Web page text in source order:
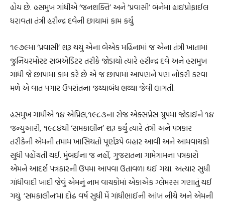
હોય છે. હસમુખ ગાંધીએ ‘જનશક્તિ’ અને ‘પ્રવાસી’ બંનેમાં હાઇપ્રોફાઈલ
ધરાવતા તંત્રી હરીન્દ્ર દવેની છાયામાં કામ કર્યું.
૧૯૭૯માં ‘પ્રવાસી’ શરૂ થયું એના બેએક મહિનામાં જ એના તંત્રી ખાતામાં
જુનિયરમોસ્ટ સબએડિટર તરીકે જોડાયો ત્યારે હરીન્દ્ર દવે અને હસમુખ
ગાંધી જે છાપામાં કામ કરે છે એ જ છાપામાં આપણને પણ નોકરી કરવા
મળે એ વાત પગાર ઉપરાંતના જથ્થાબંધ ભથ્થા જેવી લાગતી.
હસમુખ ગાંધીએ ૧૪ એપ્રિલ,૧૯૮૩ના રોજ એક્સપ્રેસ ગ્રુપમાં જોડાઈને ૧૪
જન્યુઆરી, ૧૯૮૪થી ‘સમકાલીન’ શરૂ કર્યું ત્યારે તંત્રી અને પત્રકાર
તરીકેની એમની તમામ ખાસિયતો પૂર્ણરૂપે બહાર આવી અને આમવાચકો
સુધી પહોંચતી થઈ. મુંબઈના જ નહીં, ગુજરાતના ગામેગામના પત્રકારો
એમને આદર્શ પત્રકારની ઉપમા આપવા ઉતાવળા થઈ ગયા. અત્યાર સુધી
ગાંધીવાદી ખાદી જેવું એમનું નામ વાચકોમાં એકાએક ગ્લેમરસ ગણાતું થઈ
ગયું. ‘સમકાલીન’માં દોઢ વર્ષ સુધી મેં ગાંધીભાઈની આંખ નીચે અને એમની